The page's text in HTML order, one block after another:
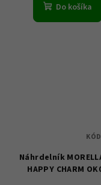
Do košíka
Náhrdelník
HAPPY CHARM